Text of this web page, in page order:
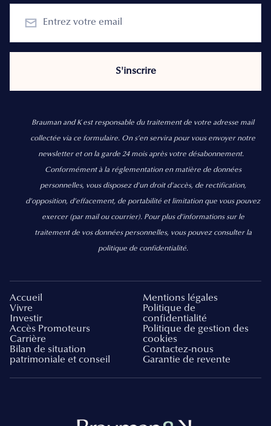
Brauman and K est responsable du traitement de votre adresse mail
collectée via ce formulaire. On s’en servira pour vous envoyer notre
newsletter et on la garde 24 mois après votre désabonnement.
Conformément à la réglementation en matière de données
personnelles, vous disposez d'un droit d'accès, de rectification,
d’opposition, d’effacement, de portabilité et limitation que vous pouvez
exercer (par mail ou courrier). Pour plus d’informations sur le
traitement de vos données personnelles, vous pouvez consulter la
politique de confidentialité.
Accueil
Vivre
Investir
Accès Promoteurs
Carrière
Bilan de situation
patrimoniale et conseil
Mentions légales
Politique de
confidentialité
Politique de gestion des
cookies
Contactez-nous
Garantie de revente